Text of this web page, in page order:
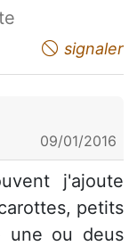
signaler
09/01/2016
j'ajoute
petits
une ou deus